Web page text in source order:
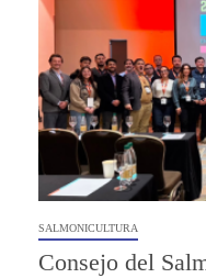
SALMONICULTURA
Consejo del